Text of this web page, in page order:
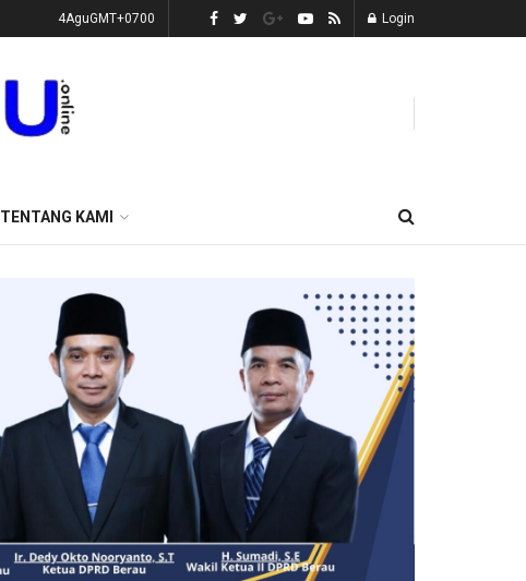
4AguGMT+0700 Login
TENTANG KAMI